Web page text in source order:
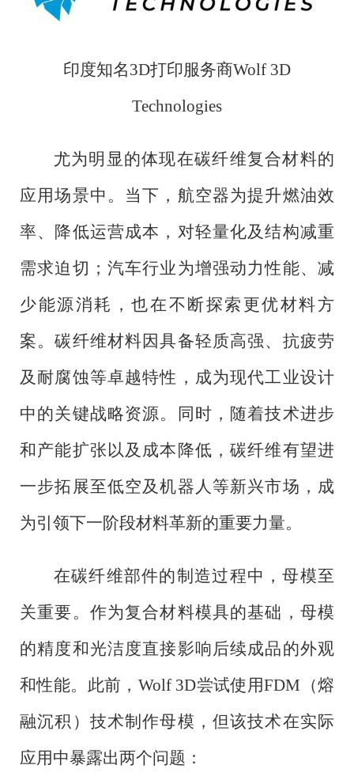
印度知名3D打印服务商Wolf 3D
Technologies
尤为明显的体现在碳纤维复合材料的
应用场景中。当下，航空器为提升燃油效
率、降低运营成本，对轻量化及结构减重
需求迫切；汽车行业为增强动力性能、减
少能源消耗，也在不断探索更优材料方
案。碳纤维材料因具备轻质高强、抗疲劳
及耐腐蚀等卓越特性，成为现代工业设计
中的关键战略资源。同时，随着技术进步
和产能扩张以及成本降低，碳纤维有望进
一步拓展至低空及机器人等新兴市场，成
为引领下一阶段材料革新的重要力量。
在碳纤维部件的制造过程中，母模至
关重要。作为复合材料模具的基础，母模
的精度和光洁度直接影响后续成品的外观
和性能。此前， Wolf 3D尝试使用FDM（熔
融沉积）技术制作母模，但该技术在实际
应用中暴露出两个问题：